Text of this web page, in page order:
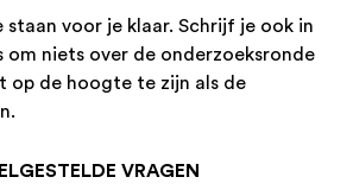
staan voor je klaar. Schrijf je ook in
om niets over de onderzoeksronde
op de hoogte te zijn als de
VRAGEN